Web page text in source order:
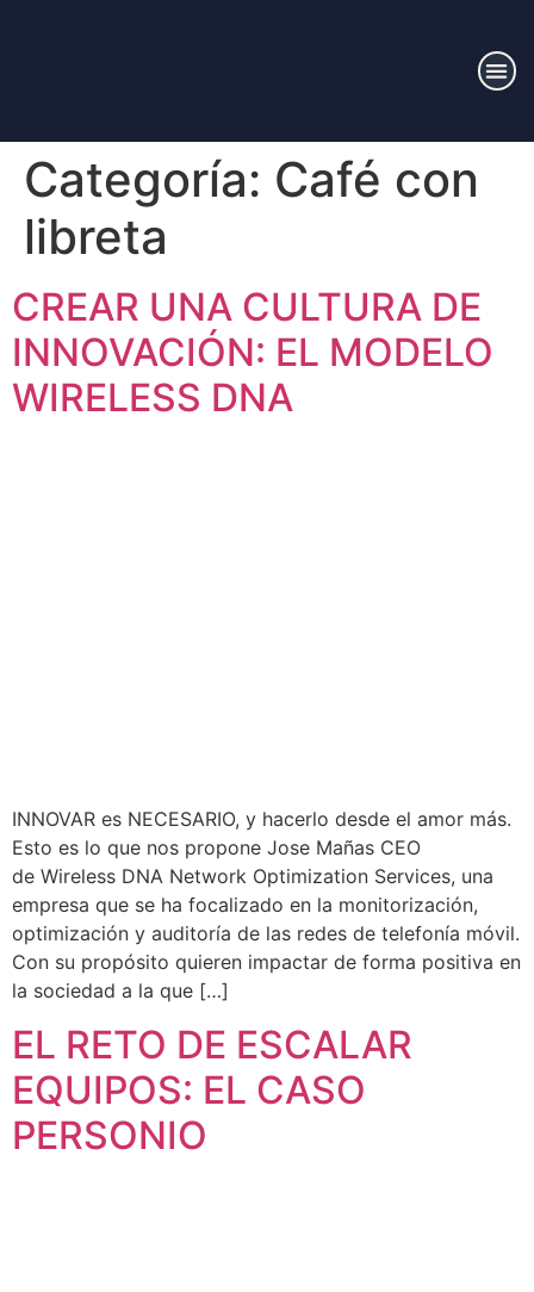
Categoría: Café con
libreta
CREAR UNA CULTURA DE
INNOVACIÓN: EL MODELO
WIRELESS DNA
INNOVAR es NECESARIO, y hacerlo desde el amor más.
Esto es lo que nos propone Jose Mañas CEO
de Wireless DNA Network Optimization Services, una
empresa que se ha focalizado en la monitorización,
optimización y auditoría de las redes de telefonía móvil.
Con su propósito quieren impactar de forma positiva en
la sociedad a la que […]
EL RETO DE ESCALAR
EQUIPOS: EL CASO
PERSONIO